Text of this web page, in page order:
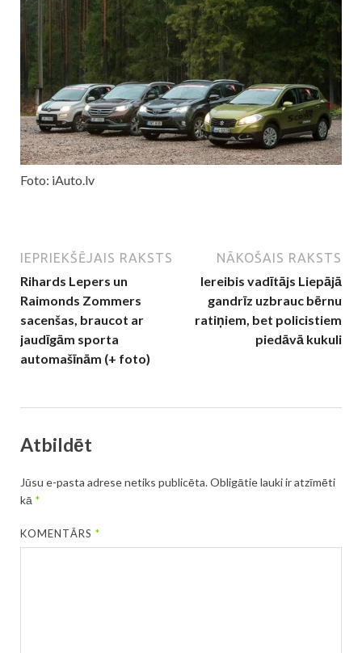
Foto: iAuto.lv
IEPRIEKŠĒJAIS RAKSTS
Rihards Lepers un
Raimonds Zommers
sacenšas, braucot ar
jaudīgām sporta
automašīnām (+ foto)
NĀKOŠAIS RAKSTS
Iereibis vadītājs Liepājā
gandrīz uzbrauc bērnu
ratiņiem, bet policistiem
piedāvā kukuli
Atbildēt
Jūsu e-pasta adrese netiks publicēta.Obligātie lauki ir atzīmēti
kā *
KOMENTĀRS*